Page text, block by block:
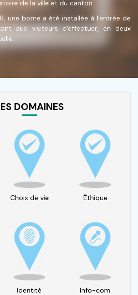
de la ville et du canton.
une borne a été installée à l'entrée de
aux visiteurs d'effectuer, en deux
DOMAINES
Choix de vie Éthique
Identité Info-com